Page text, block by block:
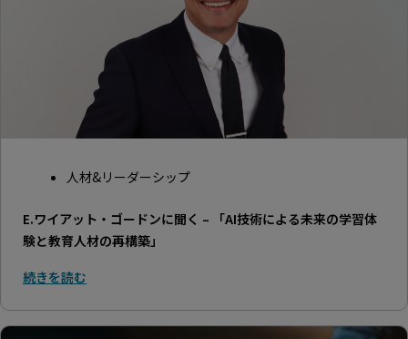
人材&リーダーシップ
E.ワイアット・ゴードンに聞く – 「AI技術による未来の学習体
験と教育人材の再構築」
続きを読む